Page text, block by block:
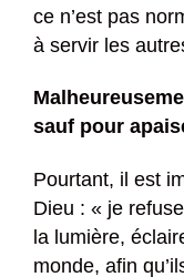
ce n’est pas
à servir les
sauf pour
Pourtant, il est
Dieu : « je
la lumière,
monde, afin